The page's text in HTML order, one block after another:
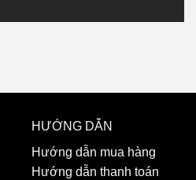
HƯỚNG DẪN
Hướng dẫn mua hàng
Hướng dẫn thanh toán